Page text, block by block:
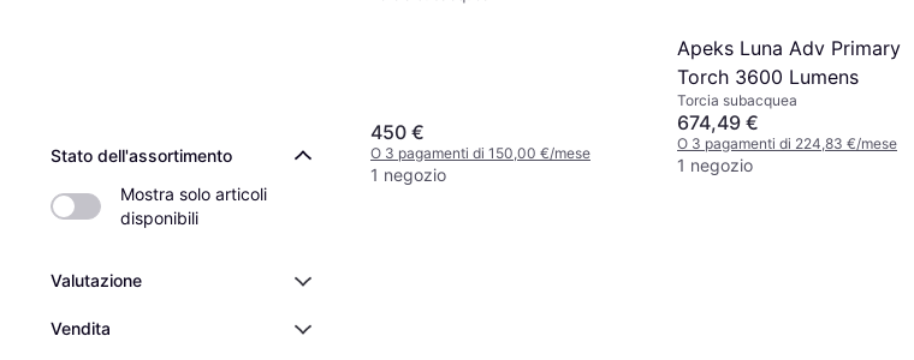
Stato dell'assortimento
Mostra solo articoli
disponibili
Valutazione
Vendita
450 €
O 3 pagamenti di 150,00 €/mese
1 negozio
Apeks Luna Adv Primary
Torch 3600 Lumens
Torcia subacquea
674,49 €
O 3 pagamenti di 224,83 €/mese
1 negozio